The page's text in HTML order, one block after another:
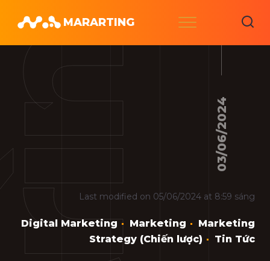
MARARTING Menu
03/06/2024
Last modified on 05/06/2024 at 8:59 sáng
Digital Marketing Marketing
Marketing
Strategy (Chiến lược)
Tin Tức